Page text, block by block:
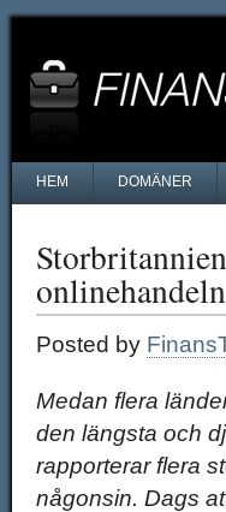
HEM DOMÄNER
Posted by
Medan flera
den längsta och
rapporterar flera
någonsin. Dags